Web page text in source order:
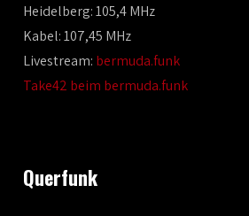
Heidelberg: 105,4 MHz
Kabel: 107,45 MHz
Livestream: bermuda.funk
Take42 beim bermuda.funk
Querfunk